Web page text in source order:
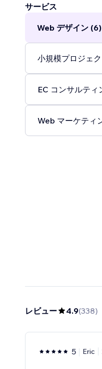
サービス
Web デザイン (6)
小規模プロジェ
EC コンサルティ
Web マーケティ
レビュー 4.9(338)
5 Eric